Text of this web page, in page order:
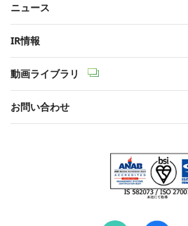
ニュース
IR情報
動画ライブラリ
お問い合わせ